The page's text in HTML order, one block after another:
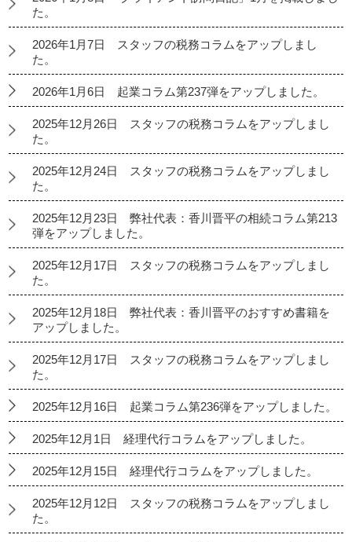
た。
2026年1月7日 スタッフの税務コラムをアップしまし
た。
2026年1月6日 起業コラム第237弾をアップしました。
2025年12月26日 スタッフの税務コラムをアップしまし
た。
2025年12月24日 スタッフの税務コラムをアップしまし
た。
2025年12月23日 弊社代表：香川晋平の相続コラム第213
弾をアップしました。
2025年12月17日 スタッフの税務コラムをアップしまし
た。
2025年12月18日 弊社代表：香川晋平のおすすめ書籍を
アップしました。
2025年12月17日 スタッフの税務コラムをアップしまし
た。
2025年12月16日 起業コラム第236弾をアップしました。
2025年12月1日 経理代行コラムをアップしました。
2025年12月15日 経理代行コラムをアップしました。
2025年12月12日 スタッフの税務コラムをアップしまし
た。